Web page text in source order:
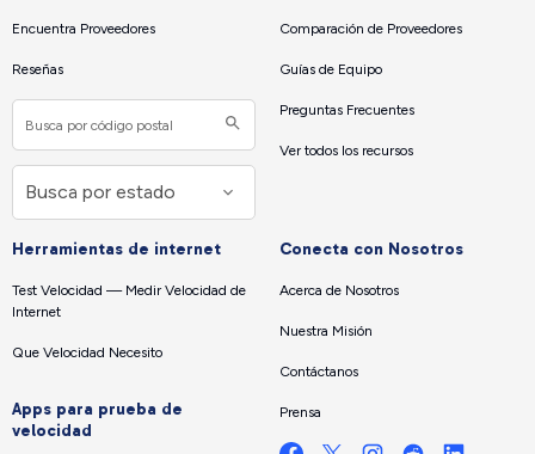
Encuentra Proveedores
Reseñas
Comparación de Proveedores
Guías de Equipo
Preguntas Frecuentes
Ver todos los recursos
Herramientas de internet
Test Velocidad — Medir Velocidad de
Internet
Que Velocidad Necesito
Apps para prueba de
velocidad
Conecta con Nosotros
Acerca de Nosotros
Nuestra Misión
Contáctanos
Prensa